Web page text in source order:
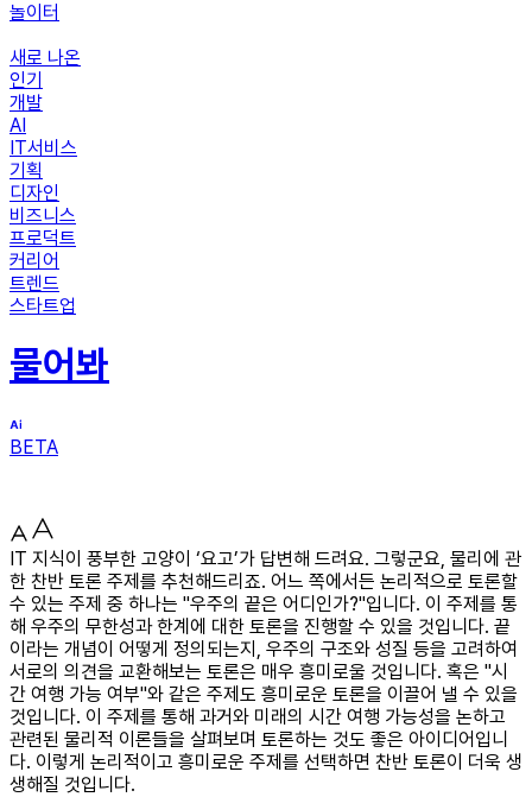
놀이터
새로 나온
인기
개발
AI
IT서비스
기획
디자인
비즈니스
프로덕트
커리어
트렌드
스타트업
물어봐
BETA
IT 지식이 풍부한 고양이 ‘요고’가 답변해 드려요. 그렇군요, 물리에 관
한 찬반 토론 주제를 추천해드리죠. 어느 쪽에서든 논리적으로 토론할
수 있는 주제 중 하나는 "우주의 끝은 어디인가?"입니다. 이 주제를 통
해 우주의 무한성과 한계에 대한 토론을 진행할 수 있을 것입니다. 끝
이라는 개념이 어떻게 정의되는지, 우주의 구조와 성질 등을 고려하여
서로의 의견을 교환해보는 토론은 매우 흥미로울 것입니다. 혹은 "시
간 여행 가능 여부"와 같은 주제도 흥미로운 토론을 이끌어 낼 수 있을
것입니다. 이 주제를 통해 과거와 미래의 시간 여행 가능성을 논하고
관련된 물리적 이론들을 살펴보며 토론하는 것도 좋은 아이디어입니
다. 이렇게 논리적이고 흥미로운 주제를 선택하면 찬반 토론이 더욱 생
생해질 것입니다.